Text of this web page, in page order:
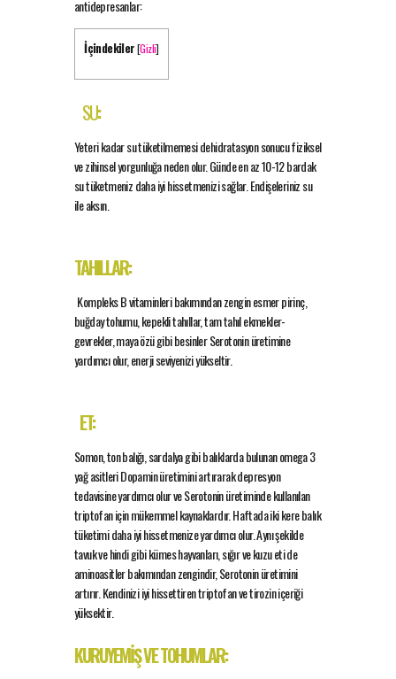
antidepresanlar:
İçindekiler[Gizli]
SU:
Yeteri kadar su tüketilmemesi dehidratasyon sonucu fiziksel
ve zihinsel yorgunluğa neden olur. Günde en az 10-12 bardak
su tüketmeniz daha iyi hissetmenizi sağlar. Endişeleriniz su
ile aksın.
TAHILLAR:
Kompleks B vitaminleri bakımından zengin esmer pirinç,
buğday tohumu, kepekli tahıllar, tam tahıl ekmekler-
gevrekler, maya özü gibi besinler Serotonin üretimine
yardımcı olur, enerji seviyenizi yükseltir.
ET:
Somon, ton balığı, sardalya gibi balıklarda bulunan omega 3
yağ asitleri Dopamin üretimini artırarak depresyon
tedavisine yardımcı olur ve Serotonin üretiminde kullanılan
triptofan için mükemmel kaynaklardır. Haftada iki kere balık
tüketimi daha iyi hissetmenize yardımcı olur. Aynı şekilde
tavuk ve hindi gibi kümes hayvanları, sığır ve kuzu eti de
aminoasitler bakımından zengindir, Serotonin üretimini
artırır. Kendinizi iyi hissettiren triptofan ve tirozin içeriği
yüksektir.
KURUYEMİŞ VE TOHUMLAR: